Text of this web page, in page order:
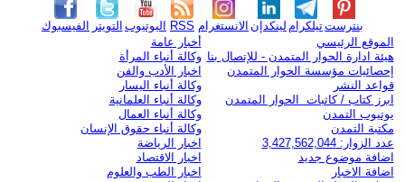
الفيسبوك التويتر اليوتيوب RSS الانستغرام لينكدإن تيلكرامبنترست
الموقع الرئيسي
هيئة ادارة الحوار المتمدن - للإتصال بنا
إحصائيات مؤسسة الحوار المتمدن
قواعد النشر
ابرز كتاب / كاتبات الحوار المتمدن
يوتيوب التمدن
مكتبة التمدن
عدد الزوار: 3,427,562,044
اضافة موضوع جديد
اضافة الاخبار
أخبار عامة
وكالة أنباء المرأة
اخبار الأدب والفن
وكالة أنباء اليسار
وكالة أنباء العلمانية
وكالة أنباء العمال
وكالة أنباء حقوق الإنسان
اخبار الرياضة
اخبار الاقتصاد
اخبار الطب والعلوم